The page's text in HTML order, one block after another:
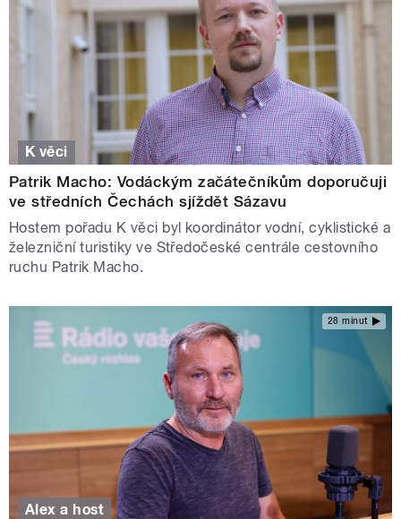
K věci
Patrik Macho: Vodáckým začátečníkům doporučuji
ve středních Čechách sjíždět Sázavu
Hostem pořadu K věci byl koordinátor vodní, cyklistické a
železniční turistiky ve Středočeské centrále cestovního
ruchu Patrik Macho.
28 minut
Alex a host